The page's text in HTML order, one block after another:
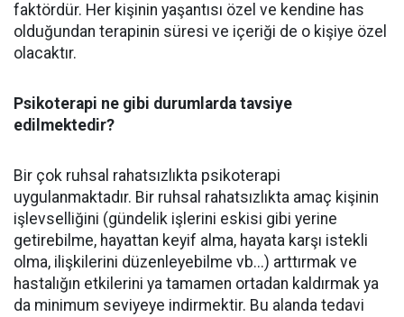
faktördür. Her kişinin yaşantısı özel ve kendine has
olduğundan terapinin süresi ve içeriği de o kişiye özel
olacaktır.
Psikoterapi ne gibi durumlarda tavsiye
edilmektedir?
Bir çok ruhsal rahatsızlıkta psikoterapi
uygulanmaktadır. Bir ruhsal rahatsızlıkta amaç kişinin
işlevselliğini (gündelik işlerini eskisi gibi yerine
getirebilme, hayattan keyif alma, hayata karşı istekli
olma, ilişkilerini düzenleyebilme vb...) arttırmak ve
hastalığın etkilerini ya tamamen ortadan kaldırmak ya
da minimum seviyeye indirmektir. Bu alanda tedavi